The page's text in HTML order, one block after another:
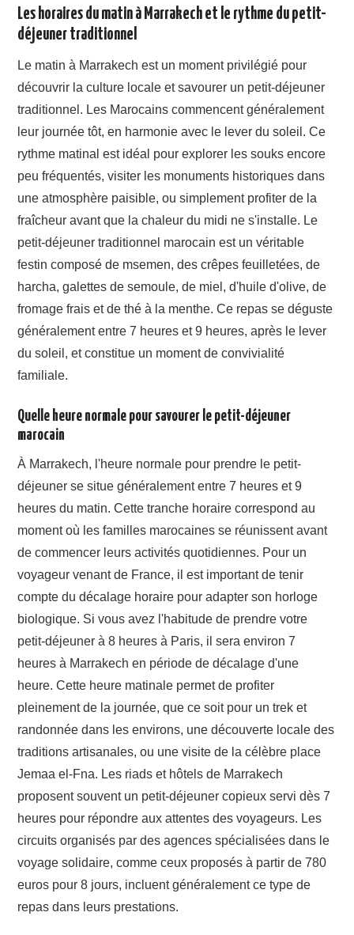
Les horaires du matin à Marrakech et le rythme du petit-
déjeuner traditionnel
Le matin à Marrakech est un moment privilégié pour
découvrir la culture locale et savourer un petit-déjeuner
traditionnel. Les Marocains commencent généralement
leur journée tôt, en harmonie avec le lever du soleil. Ce
rythme matinal est idéal pour explorer les souks encore
peu fréquentés, visiter les monuments historiques dans
une atmosphère paisible, ou simplement profiter de la
fraîcheur avant que la chaleur du midi ne s'installe. Le
petit-déjeuner traditionnel marocain est un véritable
festin composé de msemen, des crêpes feuilletées, de
harcha, galettes de semoule, de miel, d'huile d'olive, de
fromage frais et de thé à la menthe. Ce repas se déguste
généralement entre 7 heures et 9 heures, après le lever
du soleil, et constitue un moment de convivialité
familiale.
Quelle heure normale pour savourer le petit-déjeuner
marocain
À Marrakech, l'heure normale pour prendre le petit-
déjeuner se situe généralement entre 7 heures et 9
heures du matin. Cette tranche horaire correspond au
moment où les familles marocaines se réunissent avant
de commencer leurs activités quotidiennes. Pour un
voyageur venant de France, il est important de tenir
compte du décalage horaire pour adapter son horloge
biologique. Si vous avez l'habitude de prendre votre
petit-déjeuner à 8 heures à Paris, il sera environ 7
heures à Marrakech en période de décalage d'une
heure. Cette heure matinale permet de profiter
pleinement de la journée, que ce soit pour un trek et
randonnée dans les environs, une découverte locale des
traditions artisanales, ou une visite de la célèbre place
Jemaa el-Fna. Les riads et hôtels de Marrakech
proposent souvent un petit-déjeuner copieux servi dès 7
heures pour répondre aux attentes des voyageurs. Les
circuits organisés par des agences spécialisées dans le
voyage solidaire, comme ceux proposés à partir de 780
euros pour 8 jours, incluent généralement ce type de
repas dans leurs prestations.